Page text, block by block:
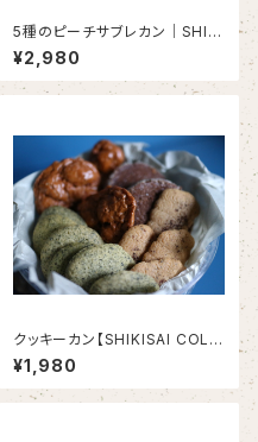
5種のピーチサブレカン｜SHIKI
SAI PEACH COLLECTION
（１缶）＜2０個限定＞
¥2,980
クッキーカン【SHIKISAI COLL
ECTION】
¥1,980